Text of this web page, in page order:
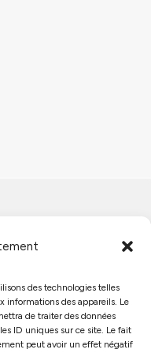
des technologies telles
informations des appareils. Le
de traiter des données
ID uniques sur ce site. Le fait
peut avoir un effet négatif
Suivez-nous :